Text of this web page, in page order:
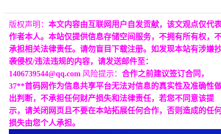
版权声明： 本文内容由互联网用户自发贡献，该文观点仅代
作者本人。本站仅提供信息存储空间服务，不拥有所有权，
承担相关法律责任。请勿盲目下载注册。如发现本站有涉嫌
袭侵权/违法违规的内容，请发送邮件至：
1406739544@qq.com 风险提示： 合作之前建议签订合同，
37**首码网作为信息共享平台无法对信息的真实性及准确性
出判断，不承担任何财产损失和法律责任，若您不同意该提
示，请关闭网页且不要在本站拓展任何合作，否则造成的任
损失由您个人承担。